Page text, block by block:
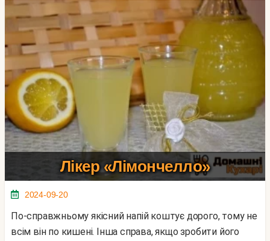
Лікер «Лімончелло»
2024-09-20
По-справжньому якісний напій коштує дорого, тому не
всім він по кишені. Інша справа, якщо зробити його